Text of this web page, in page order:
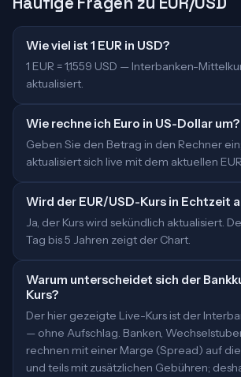
Wie viel ist 1 EUR in USD?
1 EUR = 1,1559 USD — Interbanken-
aktualisiert.
Wie rechne ich Euro in US-Dollar um?
Geben Sie den Betrag in den Rechner
aktualisiert sich live mit dem aktuellen
Wird der EUR/USD-Kurs in Echtzeit
Ja, der Kurs wird sekündlich aktualisiert.
Tag bis 5 Jahren zeigt der Chart.
Warum unterscheidet sich der
Kurs?
Der hier gezeigte Live-Kurs ist der
— ohne Aufschlag. Banken,
rechnen mit einer Marge (Spread) auf
und teils mit zusätzlichen Gebühren;